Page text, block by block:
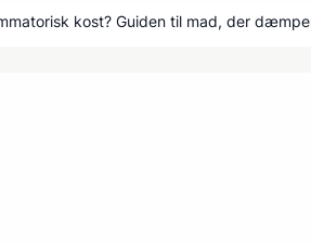
kost? Guiden til mad, der